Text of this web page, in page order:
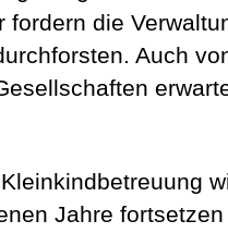
fordern die
Auch
Jahre fortsetzen